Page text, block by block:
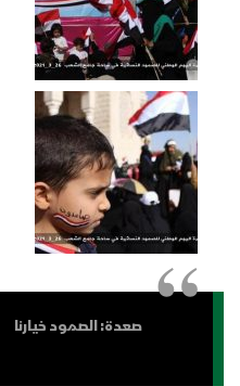
زامل النصر
1443هـ
“نصر إلهي
1443هـ
هـ
نشيد سنهاجم | فرقة